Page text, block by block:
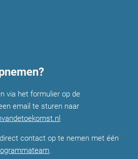
via het formulier op de
email te sturen naar
contact op te nemen met één
.